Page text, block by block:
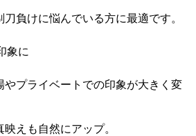
負けに悩んでいる方に最適です。
象に
やプライベートでの印象が大きく変
えも自然にアップ。